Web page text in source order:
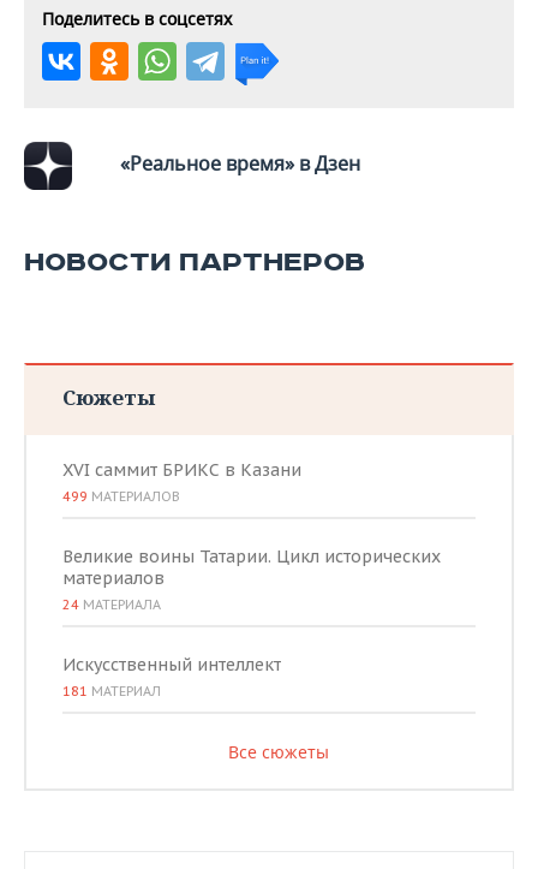
Поделитесь в соцсетях
«Реальное время» в Дзен
НОВОСТИ ПАРТНЕРОВ
Сюжеты
XVI саммит БРИКС в Казани
499 МАТЕРИАЛОВ
Великие воины Татарии. Цикл исторических
материалов
24 МАТЕРИАЛА
Искусственный интеллект
181 МАТЕРИАЛ
Все сюжеты